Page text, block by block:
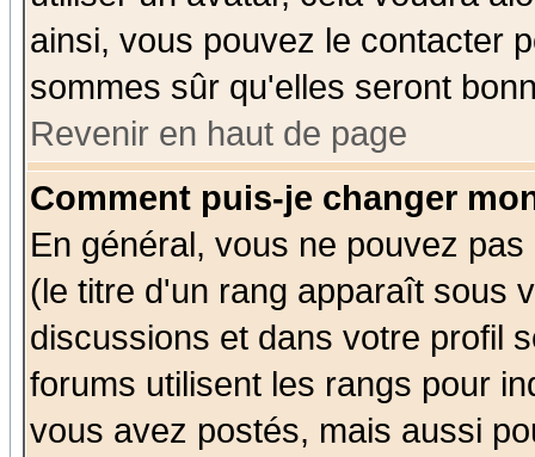
ainsi, vous pouvez le contacter
sommes sûr qu'elles seront
Revenir en haut de page
Comment puis-je changer
En général, vous ne pouvez
(le titre d'un rang apparaît sous
discussions et dans votre profil
forums utilisent les rangs pour
vous avez postés, mais aussi